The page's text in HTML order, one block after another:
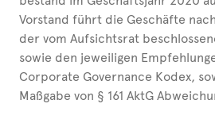
Vorstand führt die Geschäfte
der vom Aufsichtsrat
sowie den jeweiligen
Corporate Governance Kodex,
Maßgabe von § 161 AktG